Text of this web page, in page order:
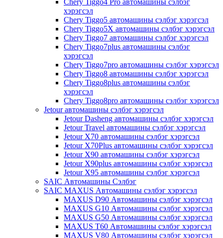
Chery Tiggo4 Pro автомашины сэлбэг
хэрэгсэл
Chery Tiggo5 автомашины сэлбэг хэрэгсэл
Chery Tiggo5X автомашины сэлбэг хэрэгсэл
Chery Tiggo7 автомашины сэлбэг хэрэгсэл
Chery Tiggo7plus автомашины сэлбэг
хэрэгсэл
Chery Tiggo7pro автомашины сэлбэг хэрэгсэл
Chery Tiggo8 автомашины сэлбэг хэрэгсэл
Chery Tiggo8plus автомашины сэлбэг
хэрэгсэл
Chery Tiggo8pro автомашины сэлбэг хэрэгсэл
Jetour автомашины сэлбэг хэрэгсэл
Jetour Dasheng автомашины сэлбэг хэрэгсэл
Jetour Travel автомашины сэлбэг хэрэгсэл
Jetour X70 автомашины сэлбэг хэрэгсэл
Jetour X70Plus автомашины сэлбэг хэрэгсэл
Jetour X90 автомашины сэлбэг хэрэгсэл
Jetour X90plus автомашины сэлбэг хэрэгсэл
Jetour X95 автомашины сэлбэг хэрэгсэл
SAIC Автомашины Сэлбэг
SAIC MAXUS Автомашины сэлбэг хэрэгсэл
MAXUS D90 Автомашины сэлбэг хэрэгсэл
MAXUS G10 Автомашины сэлбэг хэрэгсэл
MAXUS G50 Автомашины сэлбэг хэрэгсэл
MAXUS T60 Автомашины сэлбэг хэрэгсэл
MAXUS V80 Автомашины сэлбэг хэрэгсэл